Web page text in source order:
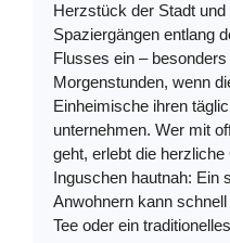
Herzstück der Stadt
Spaziergängen entlang
Flusses ein –
Morgenstunden, wenn
Einheimische ihren
unternehmen. Wer mit
geht, erlebt die
Inguschen hautnah: Ein
Anwohnern kann
Tee oder ein